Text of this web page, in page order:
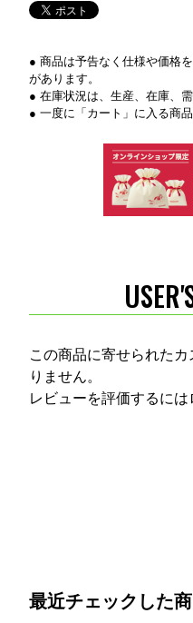
● 商品は予告なく仕様や価格
があります。
● 在庫状況は、生産、在庫、
● 一度に「カート」に入る商
この商品に寄せられた
りません。
レビューを評価するには
最近チェックした